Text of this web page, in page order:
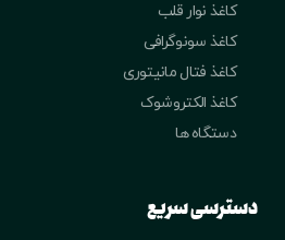
کاغذ نوار قلب
کاغذ سونوگرافی
کاغذ فتال مانیتوری
کاغذ الکتروشوک
دستگاه ها
دسترسی سریع